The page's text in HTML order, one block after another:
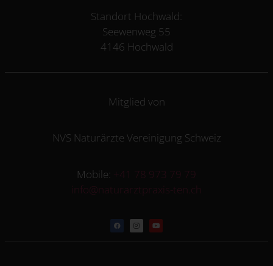
Standort Hochwald:
Seewenweg 55
4146 Hochwald
Mitglied von
NVS Naturärzte Vereinigung Schweiz
Mobile: +41 78 973 79 79
info@naturarztpraxis-ten.ch